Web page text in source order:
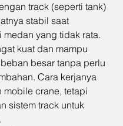
track (seperti tank)
stabil saat
medan yang tidak rata.
kuat dan mampu
besar tanpa perlu
Cara kerjanya
mobile crane, tetapi
sistem track untuk